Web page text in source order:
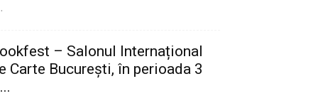
– Salonul Internațional
Carte București, în perioada 3